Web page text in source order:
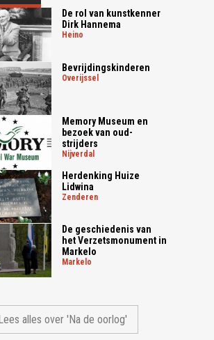
van de band
De rol van kunstkenner
Dirk Hannema
heino
Bevrijdingskinderen
overijssel
Memory Museum en
bezoek van oud-
strijders
nijverdal
Herdenking Huize
Lidwina
zenderen
De geschiedenis van
het Verzetsmonument in
Markelo
markelo
alles over 'Na de oorlog'